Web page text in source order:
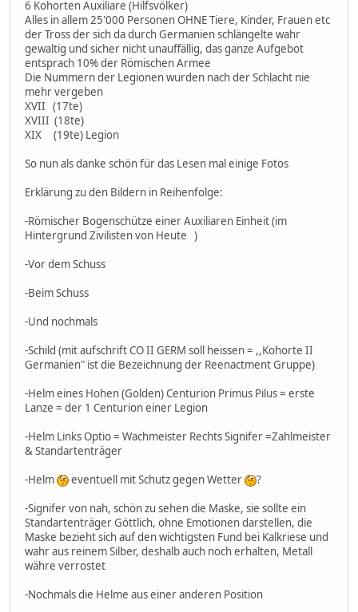
6 Kohorten Auxiliare (Hilfsvölker)
Alles in allem 25'000 Personen OHNE Tiere, Kinder, Frauen etc
der Tross der sich da durch Germanien schlängelte wahr
gewaltig und sicher nicht unauffällig, das ganze Aufgebot
entsprach 10% der Römischen Armee
Die Nummern der Legionen wurden nach der Schlacht nie
mehr vergeben
XVII (17te)
XVIII (18te)
XIX (19te) Legion
So nun als danke schön für das Lesen mal einige Fotos
Erklärung zu den Bildern in Reihenfolge:
-Römischer Bogenschütze einer Auxiliaren Einheit (im
Hintergrund Zivilisten von Heute )
-Vor dem Schuss
-Beim Schuss
-Und nochmals
-Schild (mit aufschrift CO II GERM soll heissen = ,,Kohorte II
Germanien" ist die Bezeichnung der Reenactment Gruppe)
-Helm eines Hohen (Golden) Centurion Primus Pilus = erste
Lanze = der 1 Centurion einer Legion
-Helm Links Optio = Wachmeister Rechts Signifer =Zahlmeister
& Standartenträger
-Helm
eventuell mit Schutz gegen Wetter
?
-Signifer von nah, schön zu sehen die Maske, sie sollte ein
Standartenträger Göttlich, ohne Emotionen darstellen, die
Maske bezieht sich auf den wichtigsten Fund bei Kalkriese und
wahr aus reinem Silber, deshalb auch noch erhalten, Metall
währe verrostet
-Nochmals die Helme aus einer anderen Position